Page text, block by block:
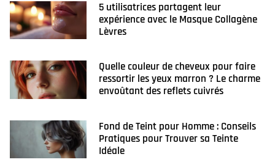
5 utilisatrices partagent leur
expérience avec le Masque Collagène
Lèvres
Quelle couleur de cheveux pour faire
ressortir les yeux marron ? Le charme
envoûtant des reflets cuivrés
Fond de Teint pour Homme : Conseils
Pratiques pour Trouver sa Teinte
Idéale